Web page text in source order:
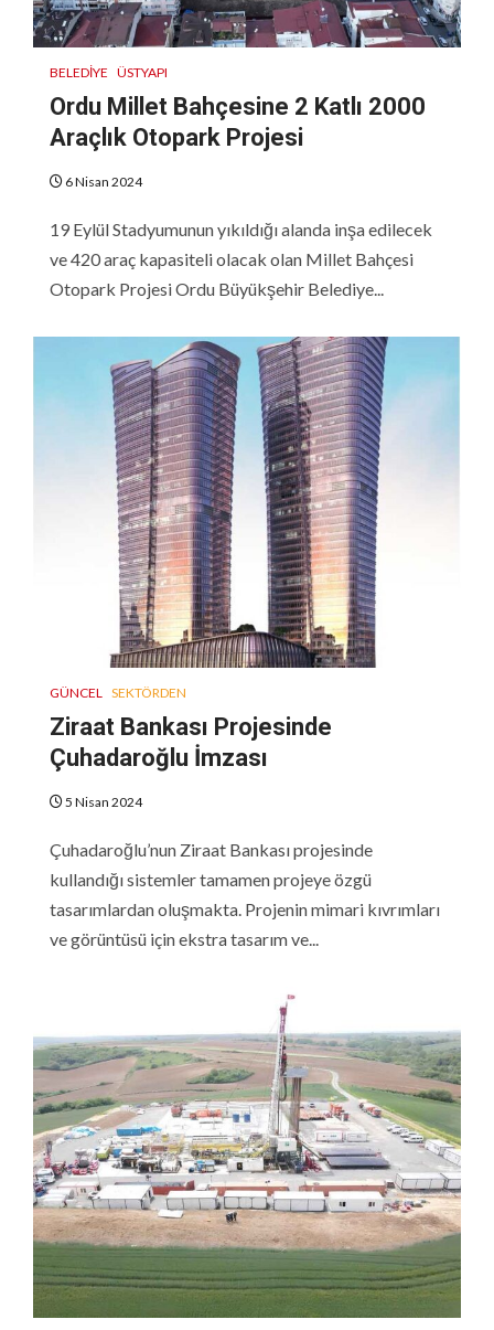
BELEDIYE ÜSTYAPI
Ordu Millet Bahçesine 2 Katlı 2000
Araçlık Otopark Projesi
6 Nisan 2024
19 Eylül Stadyumunun yıkıldığı alanda inşa edilecek
ve 420 araç kapasiteli olacak olan Millet Bahçesi
Otopark Projesi Ordu Büyükşehir Belediye...
GÜNCEL SEKTÖRDEN
Ziraat Bankası Projesinde
Çuhadaroğlu İmzası
5 Nisan 2024
Çuhadaroğlu’nun Ziraat Bankası projesinde
kullandığı sistemler tamamen projeye özgü
tasarımlardan oluşmakta. Projenin mimari kıvrımları
ve görüntüsü için ekstra tasarım ve...